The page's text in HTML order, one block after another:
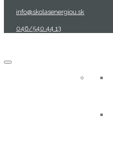
info@skolasenergiou.sk
046/540 44 13